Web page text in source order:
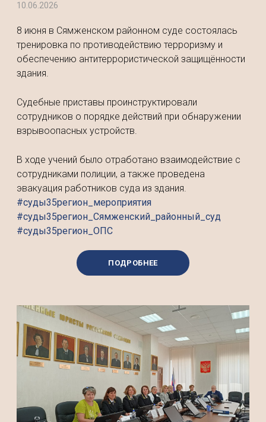
10.06.2026
8 июня в Сямженском районном суде состоялась
тренировка по противодействию терроризму и
обеспечению антитеррористической защищённости
здания.
Судебные приставы проинструктировали
сотрудников о порядке действий при обнаружении
взрывоопасных устройств.
В ходе учений было отработано взаимодействие с
сотрудниками полиции, а также проведена
эвакуация работников суда из здания.
#суды35регион_мероприятия
#суды35регион_Сямженский_районный_суд
#суды35регион_ОПС
ПОДРОБНЕЕ